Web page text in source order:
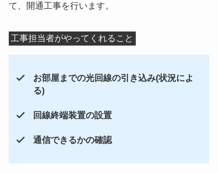
て、開通工事を行います。
工事担当者がやってくれること
お部屋までの光回線の引き込み(状況によ
る)
回線終端装置の設置
通信できるかの確認